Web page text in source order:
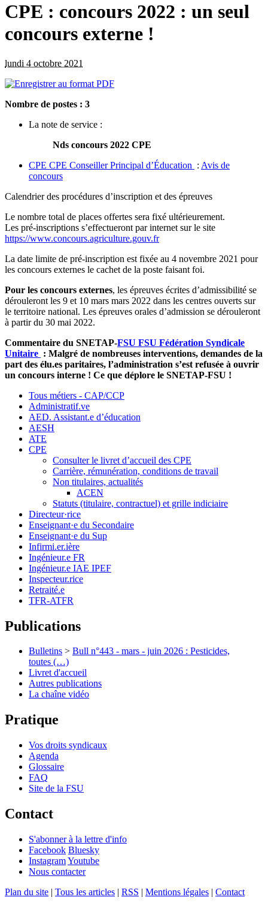
CPE : concours 2022 : un seul
concours externe !
lundi 4 octobre 2021
Nombre de postes : 3
La note de service :
Nds concours 2022 CPE
CPE CPE Conseiller Principal d’Éducation : Avis de
concours
Calendrier des procédures d’inscription et des épreuves
Le nombre total de places offertes sera fixé ultérieurement.
Les pré-inscriptions s’effectueront par internet sur le site
https://www.concours.agriculture.gouv.fr
La date limite de pré-inscription est fixée au 4 novembre 2021 pour
les concours externes le cachet de la poste faisant foi.
Pour les concours externes, les épreuves écrites d’admissibilité se
dérouleront les 9 et 10 mars mars 2022 dans les centres ouverts sur
le territoire national. Les épreuves orales d’admission se dérouleront
à partir du 30 mai 2022.
Commentaire du SNETAP-FSU FSU Fédération Syndicale
Unitaire : Malgré de nombreuses interventions, demandes de la
part des élu.es paritaires, l’administration s’est refusée à ouvrir
un concours interne ! Ce que déplore le SNETAP-FSU !
Tous métiers - CAP/CCP
Administratif.ve
AED. Assistant.e d’éducation
AESH
ATE
CPE
Consulter le livret d’accueil des CPE
Carrière, rémunération, conditions de travail
Non titulaires, actualités
ACEN
Statuts (titulaire, contractuel) et grille indiciaire
Directeur·rice
Enseignant·e du Secondaire
Enseignant·e du Sup
Infirmi.er.ière
Ingénieur.e FR
Ingénieur.e IAE IPEF
Inspecteur.rice
Retraité.e
TFR-ATFR
Publications
Bulletins > Bull n°443 - mars - juin 2026 : Pesticides,
toutes (…)
Livret d'accueil
Autres publications
La chaîne vidéo
Pratique
Vos droits syndicaux
Agenda
Glossaire
FAQ
Site de la FSU
Contact
S'abonner à la lettre d'info
Facebook Bluesky
InstagramYoutube
Nous contacter
Plan du site | Tous les articles | RSS | Mentions légales | Contact